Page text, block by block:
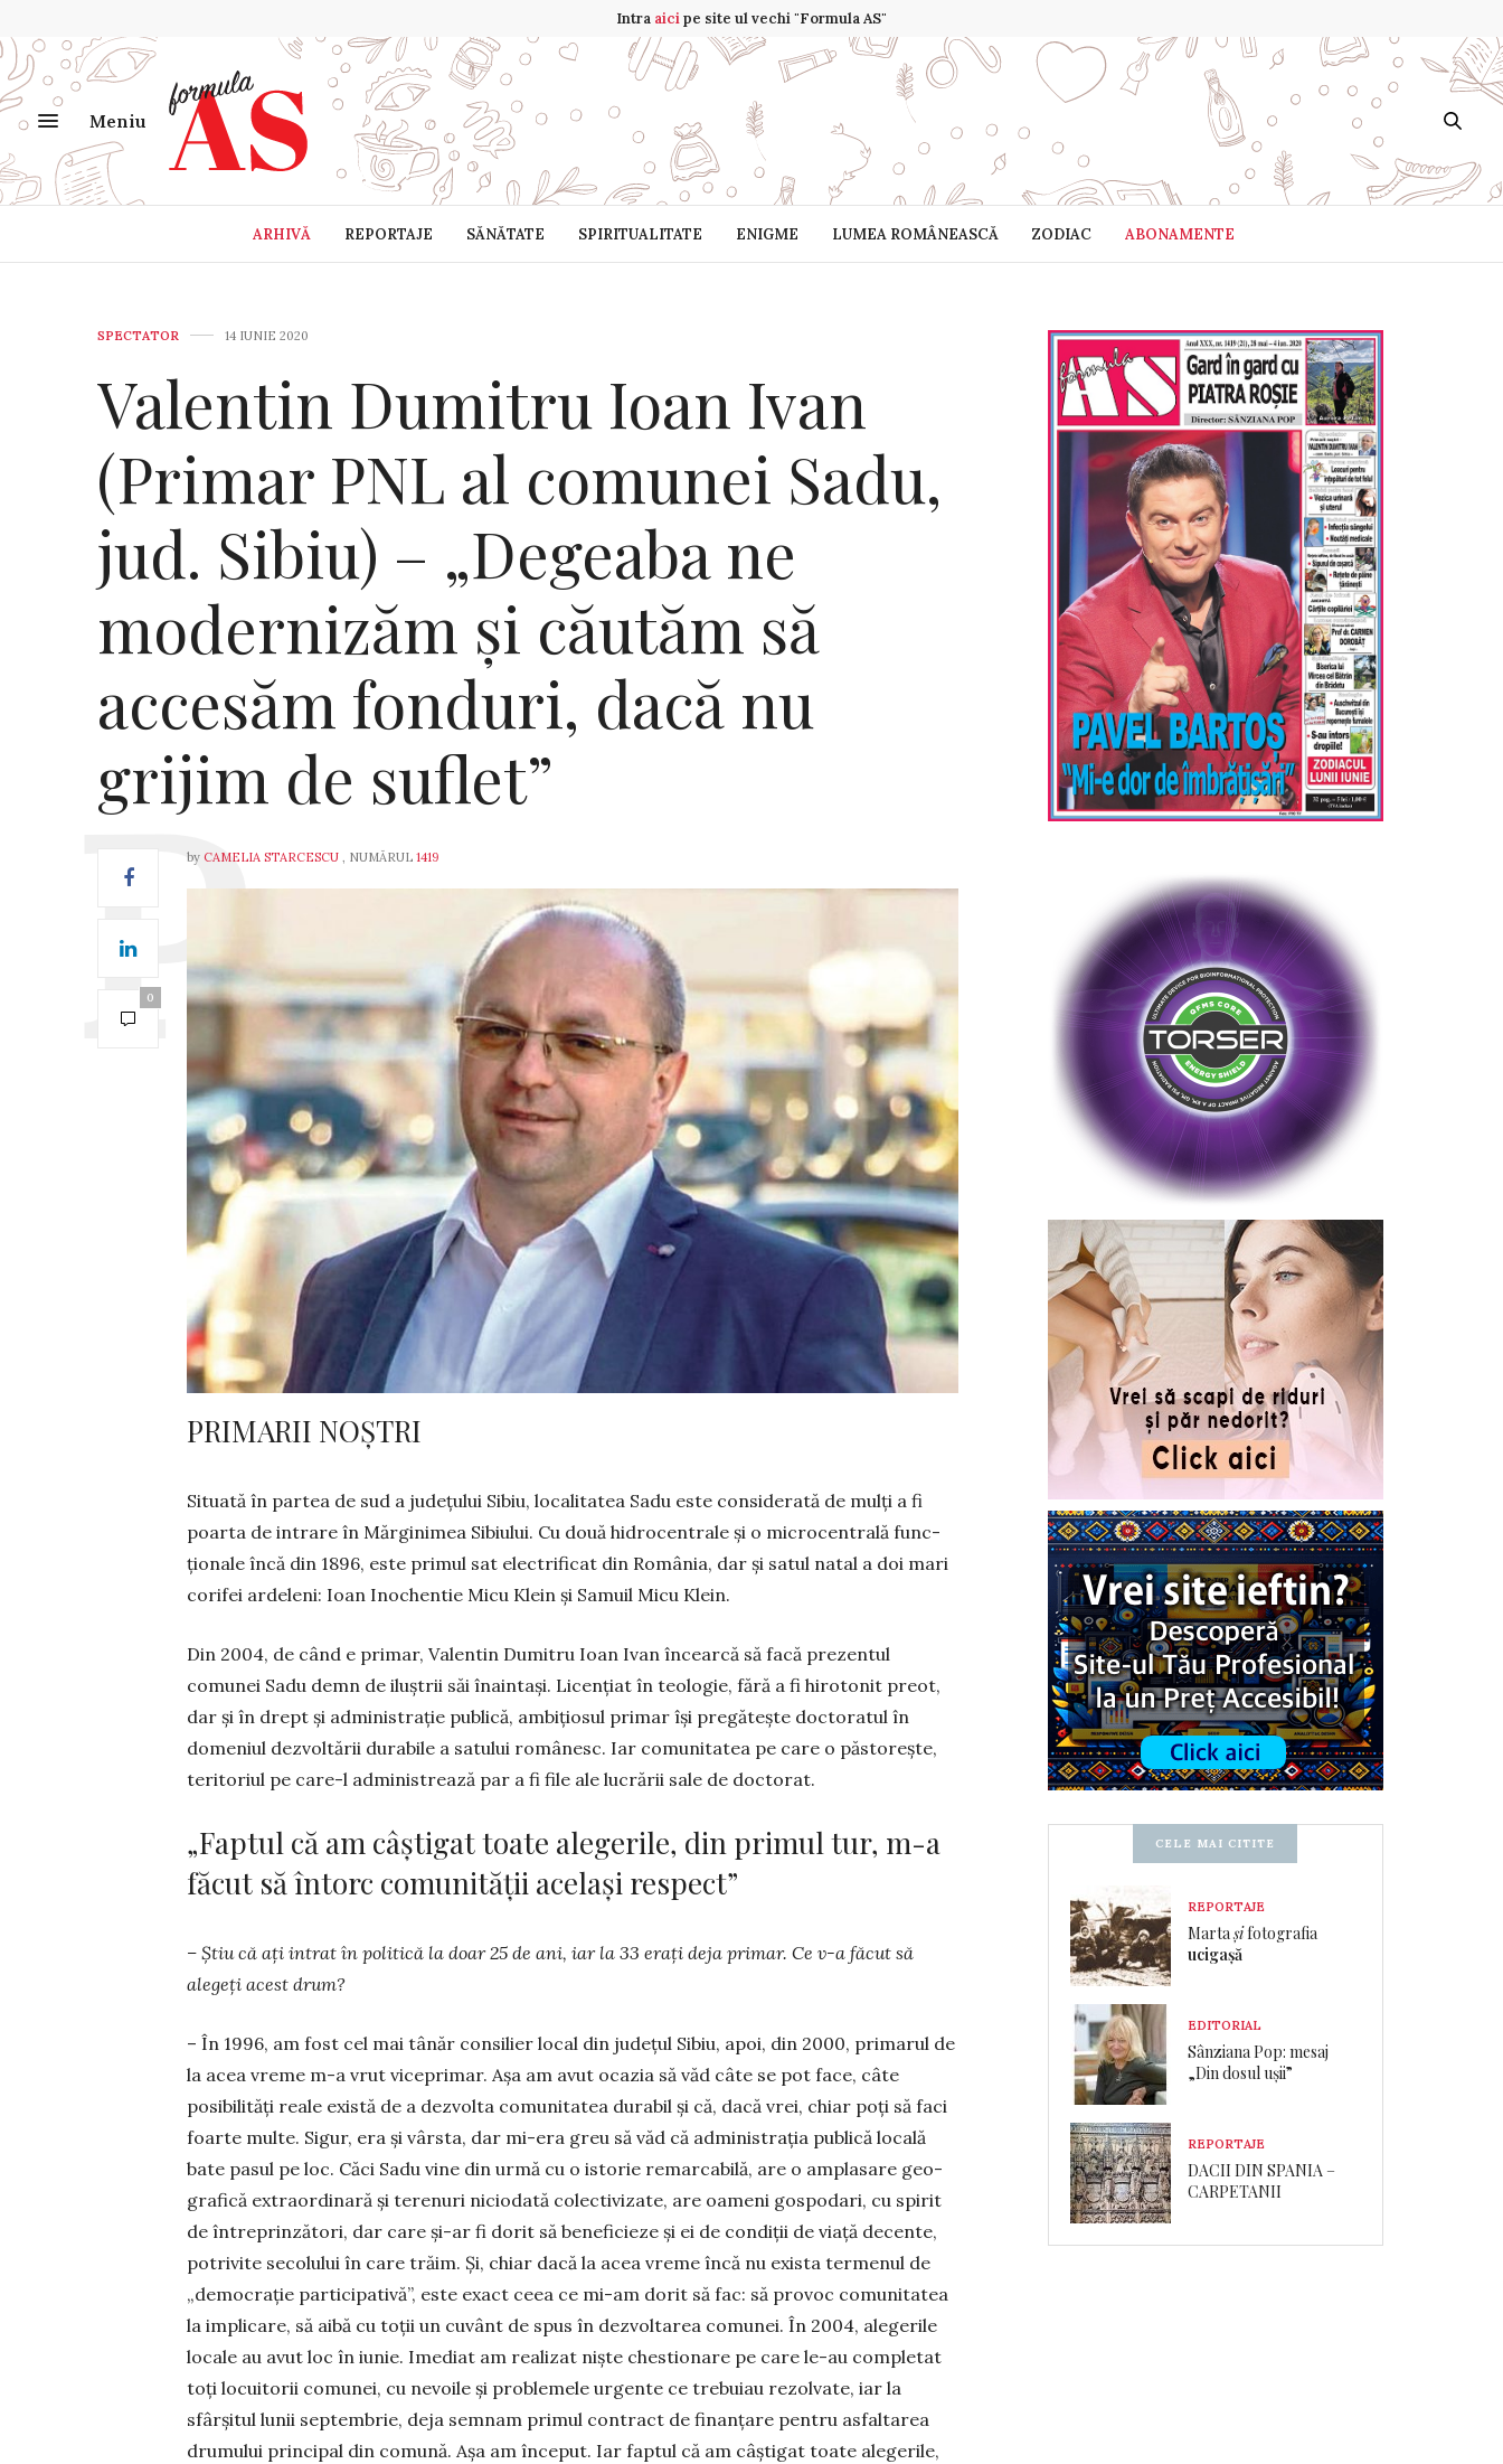
Intra aicipe site ul vechi "Formula AS"
Meniu
ARHIVĂ REPORTAJE SĂNĂTATE SPIRITUALITATE ENIGME LUMEA ROMÂNEASCĂ ZODIAC ABONAMENTE
SPECTATOR 14 IUNIE 2020
Valentin Dumitru Ioan Ivan
(Primar PNL al comunei Sadu,
jud. Sibiu) – „Degeaba ne
modernizăm și căutăm să
accesăm fonduri, dacă nu
grijim de suflet”
0
by CAMELIA STARCESCU , NUMĂRUL 1419
PRIMARII NOȘTRI
Situată în partea de sud a județului Sibiu, lo­calitatea Sadu este considerată de mulți a fi
poarta de intrare în Mărginimea Si­biu­lui. Cu două hidrocentrale și o microcentrală func­
ționale încă din 1896, este primul sat electrificat din Ro­mâ­nia, dar și satul natal a doi mari
corifei ar­deleni: Ioan Inochentie Micu Klein și Samuil Micu Klein.
Din 2004, de când e primar, Valentin Dumitru Ioan Ivan încearcă să facă prezentul
comunei Sadu demn de iluștrii săi înaintași. Licențiat în teologie, fără a fi hirotonit preot,
dar și în drept și ad­mi­nistrație publică, ambițiosul primar își pregătește doctoratul în
domeniul dezvoltării durabile a satului ro­mânesc. Iar comunitatea pe care o păstorește,
te­ritoriul pe care-l administrează par a fi file ale lu­crării sale de doctorat.
„Faptul că am câștigat toate alegerile, din primul tur, m-a
făcut să întorc comunității același respect”
– Știu că ați intrat în politică la doar 25 de ani, iar la 33 erați deja primar. Ce v-a făcut să
alegeți acest drum?
– În 1996, am fost cel mai tânăr consilier local din județul Sibiu, apoi, din 2000, primarul de
la acea vreme m-a vrut viceprimar. Așa am avut oca­zia să văd câte se pot face, câte
posibilități reale există de a dezvolta comunitatea durabil și că, dacă vrei, chiar poți să faci
foarte multe. Sigur, era și vârsta, dar mi-era greu să văd că administrația pu­blică locală
bate pasul pe loc. Căci Sadu vine din ur­mă cu o istorie remarcabilă, are o amplasare geo­
grafică extraordinară și terenuri niciodată colec­ti­vizate, are oameni gospodari, cu spirit
de întreprin­zători, dar care și-ar fi dorit să beneficieze și ei de condiții de viață decente,
potrivite secolului în care trăim. Și, chiar dacă la acea vreme încă nu exista termenul de
„democrație participativă”, este exact ceea ce mi-am dorit să fac: să provoc comunitatea
la implicare, să aibă cu toții un cuvânt de spus în dezvoltarea comunei. În 2004, alegerile
locale au avut loc în iunie. Imediat am realizat niște ches­tionare pe care le-au completat
toți locuitorii co­mu­nei, cu nevoile și problemele urgente ce trebuiau re­zolvate, iar la
sfârșitul lunii septembrie, deja sem­nam primul contract de finanțare pentru asfaltarea
drumului principal din comună. Așa am început. Iar faptul că am câștigat toate alegerile,
CELE MAI CITITE
REPORTAJE
Martașifotografia
ucigașă
EDITORIAL
Sânziana Pop: mesaj
„Din dosul ușii”
REPORTAJE
DACII DIN SPANIA –
CARPETANII